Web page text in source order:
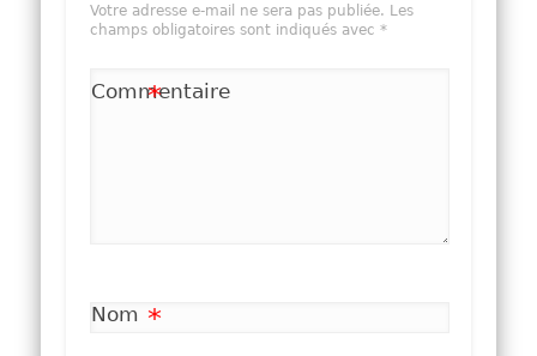
Votre adresse e-mail ne sera pas publiée. Les
champs obligatoires sont indiqués avec *
Commentaire
*
Nom *